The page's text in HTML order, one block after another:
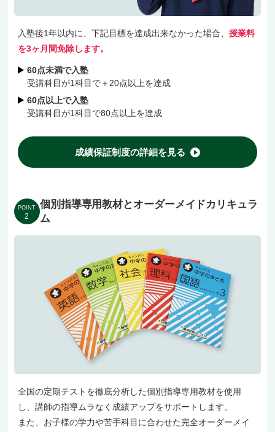
入塾後1年以内に、下記目標を達成出来なかった場合、 授業料
を3ヶ月間免除します。
60点未満で入塾
受講科目が1科目で＋20点以上を達成
60点以上で入塾
受講科目が1科目で80点以上を達成
成績保証制度の詳細を見る
POINT
2
個別指導専用教材とオーダーメイドカリキュラ
ム
全国の定期テストを徹底分析した個別指導専用教材を使用
し、講師の指導ムラなく成績アップをサポートします。
また、お子様の学力や苦手科目に合わせた完全オーダーメイ